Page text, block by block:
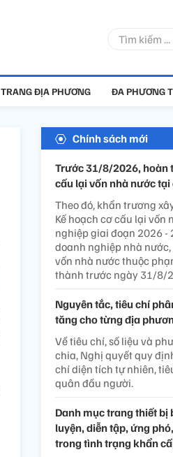
TRANG ĐỊA PHƯƠNG ĐA PHƯƠNG
Chính sách mới
Trước 31/8/2026, hoàn
cấu lại vốn nhà nước
Theo đó, khẩn trương
Kế hoạch cơ cấu lại vốn
nghiệp giai đoạn 2026 -
doanh nghiệp nhà
vốn nhà nước thuộc
thành trước ngày 31/8/
Nguyên tắc, tiêu chí
tăng cho từng địa
Về tiêu chí, số liệu và
chia, Nghị quyết quy
chí diện tích tự nhiên,
quân đầu người.
Danh mục trang thiết bị
luyện, diễn tập, ứng
trong tình trạng khẩn